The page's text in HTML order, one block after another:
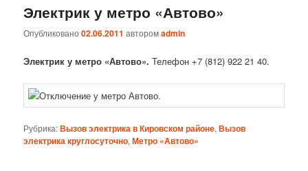
Электрик у метро «Автово»
Опубликовано02.06.2011 авторомadmin
Электрик у метро «Автово». Телефон +7 (812) 922 21 40.
Рубрика:Вызов электрика в Кировском районе,Вызов
электрика круглосуточно,Метро «Автово»